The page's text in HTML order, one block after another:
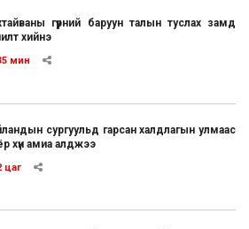
гүүрний баруун талын туслах замд
хийнэ
мин
сургуульд гарсан халдлагын улмаас
хүн амиа алджээ
цаг